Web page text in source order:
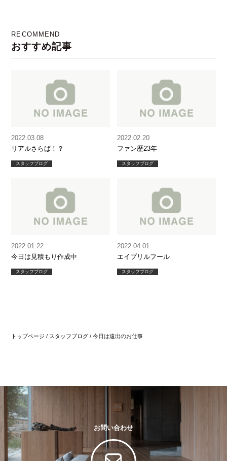
RECOMMEND
おすすめ記事
リアルさらば！？
2022.03.08
スタッフブログ
ファン歴23年
2022.02.20
スタッフブログ
今日は見積もり作成中
2022.01.22
スタッフブログ
エイプリルフール
2022.04.01
スタッフブログ
トップページ / スタッフブログ /今日は遠出のお仕事
お問い合わせ